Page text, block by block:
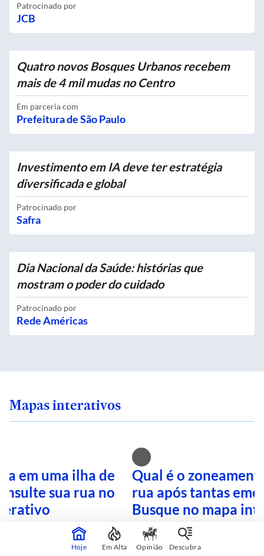
Patrocinado por
JCB
Quatro novos Bosques Urbanos recebem
mais de 4 mil mudas no Centro
Em parceria com
Prefeitura de São Paulo
Investimento em IA deve ter estratégia
diversificada e global
Patrocinado por
Safra
Dia Nacional da Saúde: histórias que
mostram o poder do cuidado
Patrocinado por
Rede Américas
Mapas interativos
em uma ilha de
sua rua no
Qual é o
rua após tantas
Busque no mapa
Hoje Em Alta Opinião Descubra